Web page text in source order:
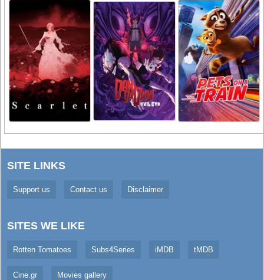
SITE LINKS
Support us Contact us Disclaimer
SITES WE LIKE
Rotten Tomatoes Subs4Series iMDB tMDB
Cine.gr Movies gallery